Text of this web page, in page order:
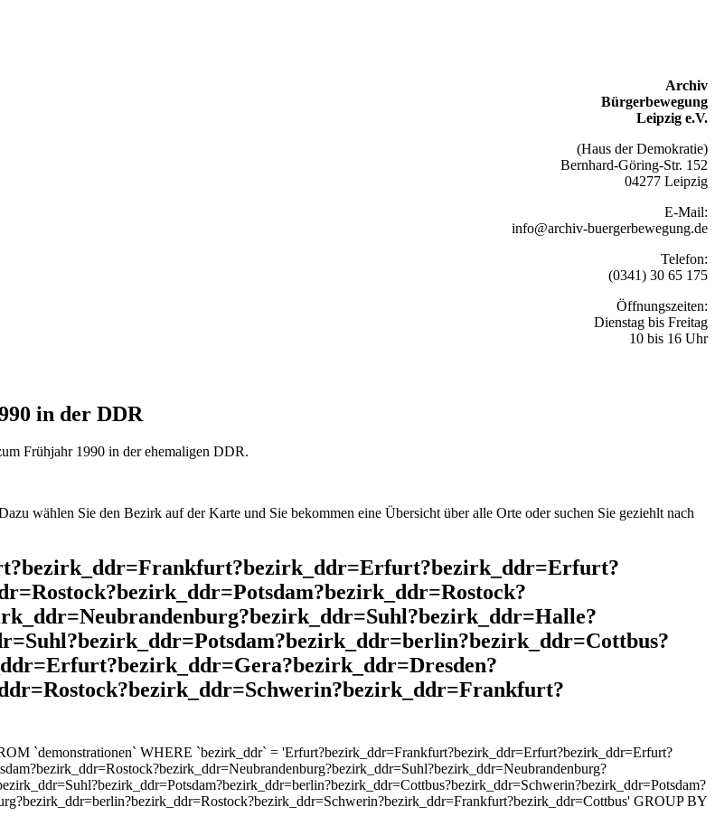
Archiv
Bürgerbewegung
Leipzig e.V.
(Haus der Demokratie)
Bernhard-Göring-Str. 152
04277 Leipzig
E-Mail:
info@archiv-buergerbewegung.de
Telefon:
(0341) 30 65 175
Öffnungszeiten:
Dienstag bis Freitag
10 bis 16 Uhr
in der DDR
Frühjahr 1990 in der ehemaligen DDR.
wählen Sie den Bezirk auf der Karte und Sie bekommen eine Übersicht über alle Orte oder suchen Sie geziehlt nach
`demonstrationen` WHERE `bezirk_ddr` = 'Erfurt?bezirk_ddr=Frankfurt?bezirk_ddr=Erfurt?bezirk_ddr=Erfurt?
GROUP BY